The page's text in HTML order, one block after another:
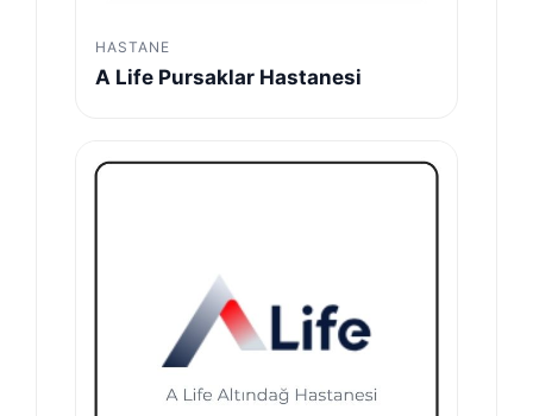
HASTANE
A Life Pursaklar Hastanesi